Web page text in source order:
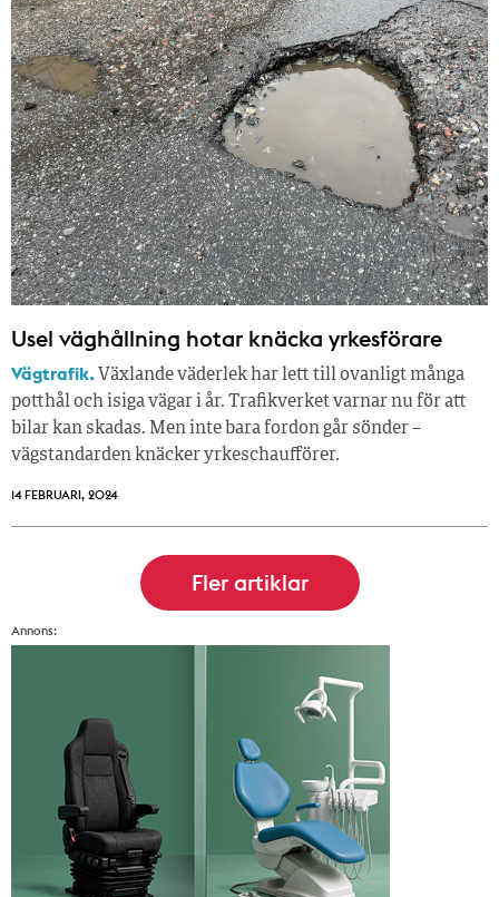
Usel väghållning hotar knäcka yrkesförare
Vägtrafik. Växlande väderlek har lett till ovanligt många
potthål och isiga vägar i år. Trafikverket varnar nu för att
bilar kan skadas. Men inte bara fordon går sönder –
vägstandarden knäcker yrkeschaufförer.
14 FEBRUARI, 2024
Annons: